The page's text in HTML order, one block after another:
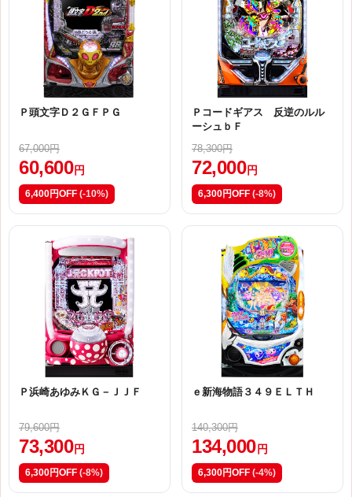
Ｐ頭文字Ｄ２ＧＦＰＧ
67,000円
60,600 円
6,400円OFF (-10%)
Ｐコードギアス 反逆のルル
ーシュｂＦ
78,300円
72,000 円
6,300円OFF (-8%)
Ｐ浜崎あゆみＫＧ－ＪＪＦ
79,600円
73,300 円
6,300円OFF (-8%)
ｅ新海物語３４９ＥＬＴＨ
140,300円
134,000 円
6,300円OFF (-4%)